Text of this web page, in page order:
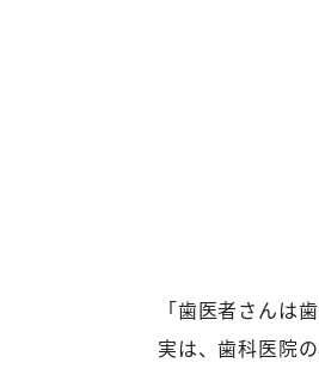
「歯医者さんは
実は、歯科医院